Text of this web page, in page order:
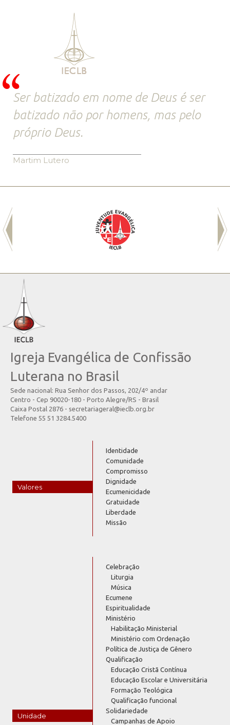
Ser batizado em nome de Deus é ser
batizado não por homens, mas pelo
próprio Deus.
Martim Lutero
Igreja Evangélica de Confissão
Luterana no Brasil
Sede nacional: Rua Senhor dos Passos, 202/4º andar
Centro - Cep 90020-180 - Porto Alegre/RS - Brasil
Caixa Postal 2876 - secretariageral@ieclb.org.br
Telefone 55 51 3284.5400
Valores
Identidade
Comunidade
Compromisso
Dignidade
Ecumenicidade
Gratuidade
Liberdade
Missão
Unidade
Celebração
Liturgia
Música
Ecumene
Espiritualidade
Ministério
Habilitação Ministerial
Ministério com Ordenação
Política de Justiça de Gênero
Qualificação
Educação Cristã Contínua
Educação Escolar e Universitária
Formação Teológica
Qualificação funcional
Solidariedade
Campanhas de Apoio